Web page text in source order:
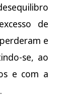
de
e
se, ao
e com a